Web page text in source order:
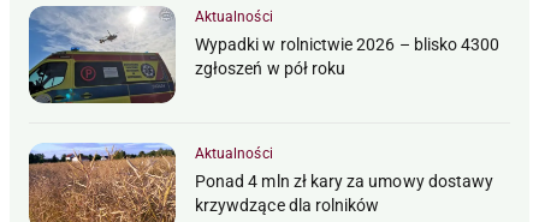
Aktualności
Wypadki w rolnictwie 2026 – blisko 4300
zgłoszeń w pół roku
Aktualności
Ponad 4 mln zł kary za umowy dostawy
krzywdzące dla rolników